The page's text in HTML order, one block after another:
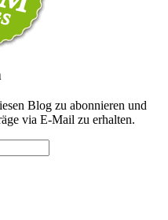
Blog zu abonnieren und
via E-Mail zu erhalten.